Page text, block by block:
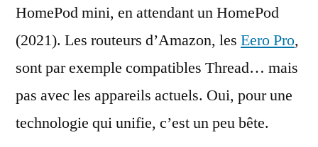
HomePod mini, en attendant un HomePod
(2021). Les routeurs d’Amazon, les Eero Pro,
sont par exemple compatibles Thread… mais
pas avec les appareils actuels. Oui, pour une
technologie qui unifie, c’est un peu bête.